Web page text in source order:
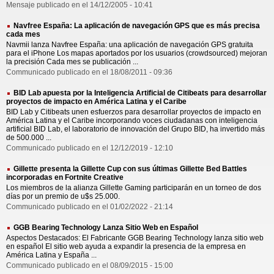
Mensaje publicado en el 14/12/2005 - 10:41
Navfree España: La aplicación de navegación GPS que es más precisa
cada mes
Navmii lanza Navfree España: una aplicación de navegación GPS gratuita
para el iPhone Los mapas aportados por los usuarios (crowdsourced) mejoran
la precisión Cada mes se publicación ...
Communicado publicado en el 18/08/2011 - 09:36
BID Lab apuesta por la Inteligencia Artificial de Citibeats para desarrollar
proyectos de impacto en América Latina y el Caribe
BID Lab y Citibeats unen esfuerzos para desarrollar proyectos de impacto en
América Latina y el Caribe incorporando voces ciudadanas con inteligencia
artificial BID Lab, el laboratorio de innovación del Grupo BID, ha invertido más
de 500.000 ...
Communicado publicado en el 12/12/2019 - 12:10
Gillette presenta la Gillette Cup con sus últimas Gillette Bed Battles
incorporadas en Fortnite Creative
Los miembros de la alianza Gillette Gaming participarán en un torneo de dos
días por un premio de u$s 25.000.
Communicado publicado en el 01/02/2022 - 21:14
GGB Bearing Technology Lanza Sitio Web en Español
Aspectos Destacados: El Fabricante GGB Bearing Technology lanza sitio web
en español El sitio web ayuda a expandir la presencia de la empresa en
América Latina y España ...
Communicado publicado en el 08/09/2015 - 15:00